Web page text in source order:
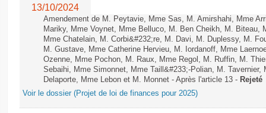
13/10/2024
Amendement de M. Peytavie, Mme Sas, M. Amirshahi, Mme
Mariky, Mme Voynet, Mme Belluco, M. Ben Cheikh, M. Biteau,
Mme Chatelain, M. Corbi&#232;re, M. Davi, M. Duplessy, M.
M. Gustave, Mme Catherine Hervieu, M. Iordanoff, Mme
Ozenne, Mme Pochon, M. Raux, Mme Regol, M. Ruffin, M.
Sebaihi, Mme Simonnet, Mme Taill&#233;-Polian, M. Tavernier,
Delaporte, Mme Lebon et M. Monnet - Après l'article 13 - Rejeté
Voir le dossier (Projet de loi de finances pour 2025)